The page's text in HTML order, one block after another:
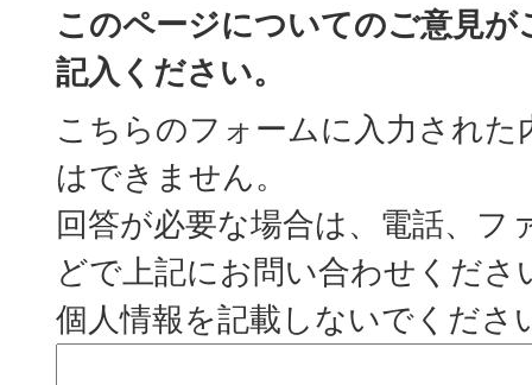
このページについてのご意見
記入ください。
こちらのフォームに入力された
はできません。
回答が必要な場合は、電話、フ
どで上記にお問い合わせくださ
個人情報を記載しないでくださ